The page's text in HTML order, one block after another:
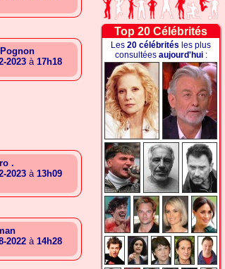
2023 à 17h18
.
2023 à 13h09
2022 à 14h28
Top 20 Célébrités
Les 20 célébrités les plus
consultées aujourd'hui: